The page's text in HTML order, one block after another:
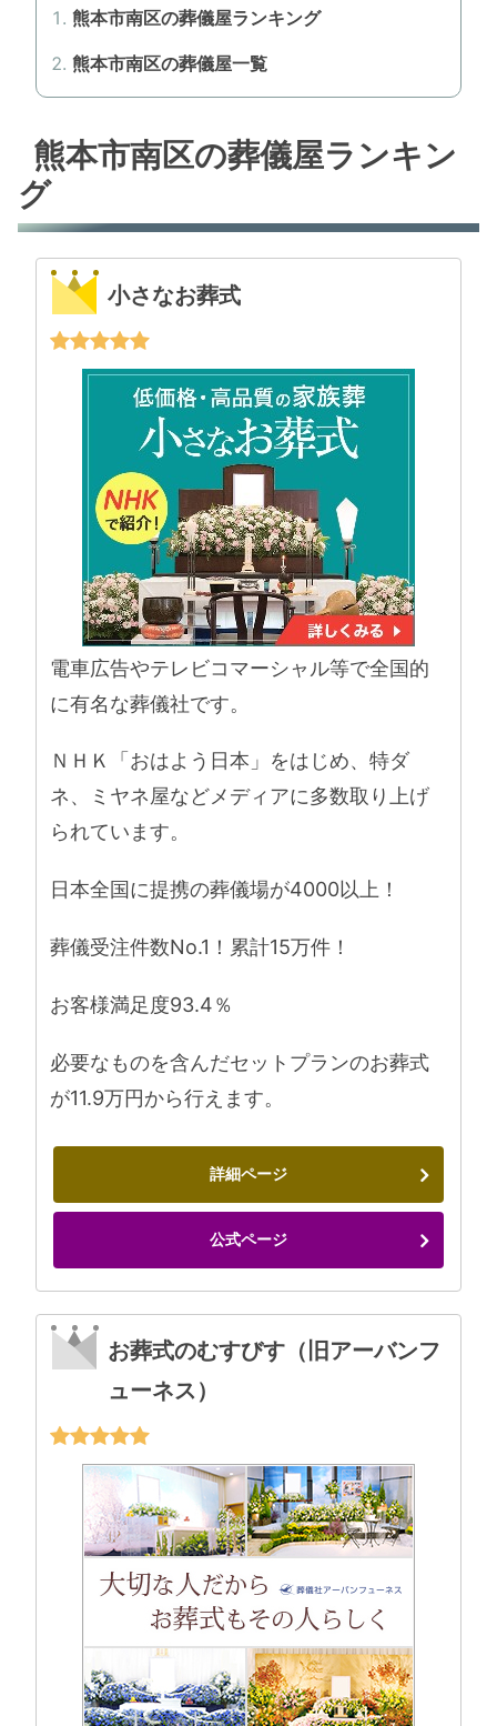
熊本市南区の葬儀屋ランキング
熊本市南区の葬儀屋一覧
熊本市南区の葬儀屋ランキン
グ
小さなお葬式
電車広告やテレビコマーシャル等で全国的
に有名な葬儀社です。
ＮＨＫ「おはよう日本」をはじめ、特ダ
ネ、ミヤネ屋などメディアに多数取り上げ
られています。
日本全国に提携の葬儀場が4000以上！
葬儀受注件数No.1！累計15万件！
お客様満足度93.4％
必要なものを含んだセットプランのお葬式
が11.9万円から行えます。
詳細ページ
公式ページ
お葬式のむすびす（旧アーバンフ
ューネス）